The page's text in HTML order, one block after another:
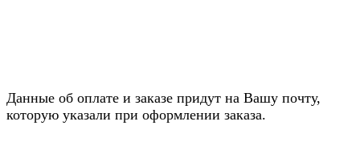
Данные об оплате и заказе придут на Вашу почту,
которую указали при оформлении заказа.